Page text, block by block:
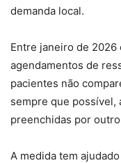
demanda local.
Entre janeiro de
agendamentos de
pacientes não
sempre que possível,
preenchidas por
A medida tem